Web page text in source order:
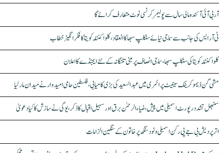
آر بی آئی آئندہ مالی سال سے پولیمر کرنسی نوٹ متعارف کرائے گا
ٹی آر ایس کی جانب سے سماجی نیائے سنکلپ سبھا کا انعقاد، کلواکنٹلہ کویتا کا فکر انگیز خطاب
کلواکنٹلہ کویتا کی سنکلپ سبھا، سماجی انصاف پر مبنی تلنگانہ کے نئے ایجنڈے کا اعلان
مشی گن ڈیموکریٹک سینیٹ پرائمری میں عبدالسعید کی بڑی کامیابی، فلسطین حامی امیدوار نے میدان مار لیا
سنبھل تشدد رپورٹ اسمبلی میں پیش، ضیاء الرحمٰن برق اور سہیل اقبال کا ذکر، یوگی نے سازش کا کیا دعویٰ
اتر پردیش بی جے پی رکن اسمبلی ونود سنگھ پر خاتون کے سنگین الزامات